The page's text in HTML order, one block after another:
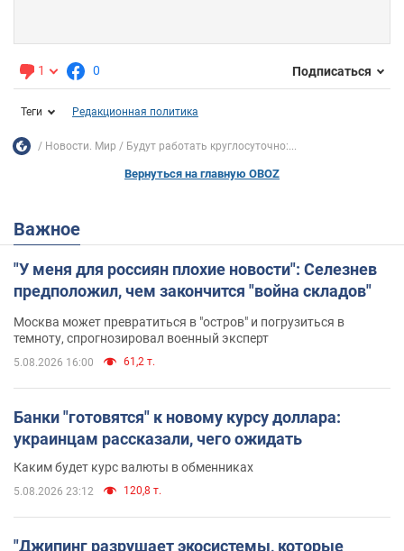
1 0 Подписаться
Теги Редакционная политика
Новости. Мир Будут работать круглосуточно:...
Вернуться на главную OBOZ
Важное
"У меня для россиян плохие новости": Селезнев
предположил, чем закончится "война складов"
Москва может превратиться в "остров" и погрузиться в
темноту, спрогнозировал военный эксперт
5.08.2026 16:00 61,2 т.
Банки "готовятся" к новому курсу доллара:
украинцам рассказали, чего ожидать
Каким будет курс валюты в обменниках
5.08.2026 23:12 120,8 т.
"Джипинг разрушает экосистемы, которые